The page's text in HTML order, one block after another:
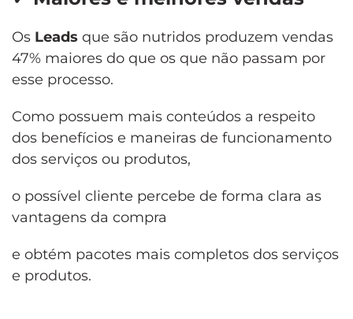
Os Leads que são nutridos produzem vendas
47% maiores do que os que não passam por
esse processo.
Como possuem mais conteúdos a respeito
dos benefícios e maneiras de funcionamento
dos serviços ou produtos,
o possível cliente percebe de forma clara as
vantagens da compra
e obtém pacotes mais completos dos serviços
e produtos.